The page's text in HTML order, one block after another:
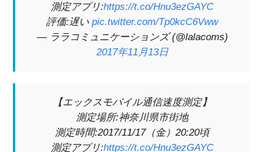
測定アプリ:https://t.co/Hnu3ezGAYC
評価:遅い pic.twitter.com/Tp0kcC6Vww
— ララコミュニケーションズ (@lalacoms)
2017年11月13日
【エックスモバイル通信速度測定】
測定場所:神奈川県市街地
測定時間:2017/11/17（金）20:20頃
測定アプリ:https://t.co/Hnu3ezGAYC